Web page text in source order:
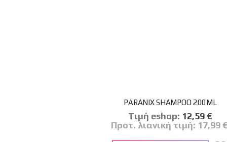
PARANIX SHAMPOO 200ML
Tιμή eshop: Ειδική
Τιμή
12,59 €
Προτ. λιανική τιμή: 17,99 €